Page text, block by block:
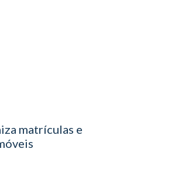
matrículas e